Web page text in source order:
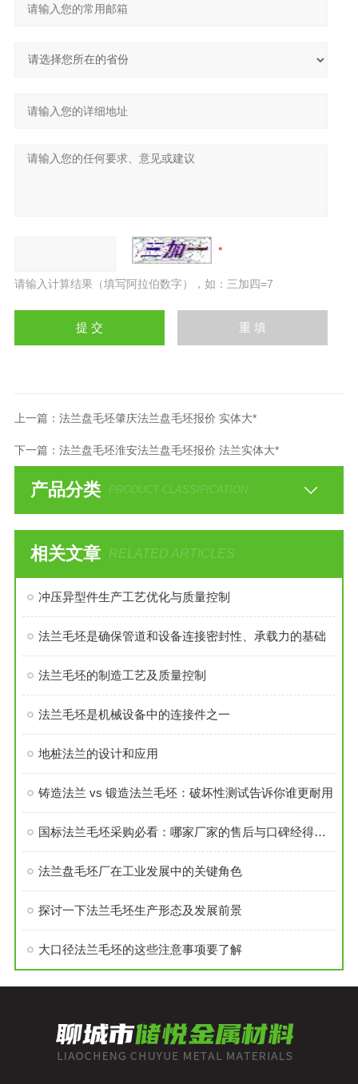
请输入计算结果（填写阿拉伯数字），如：三加四=7
上一篇： 法兰盘毛坯肇庆法兰盘毛坯报价 实体大*
下一篇： 法兰盘毛坯淮安法兰盘毛坯报价 法兰实体大*
产品分类 PRODUCT CLASSIFICATION
相关文章 RELATED ARTICLES
冲压异型件生产工艺优化与质量控制
法兰毛坯是确保管道和设备连接密封性、承载力的基础
法兰毛坯的制造工艺及质量控制
法兰毛坯是机械设备中的连接件之一
地桩法兰的设计和应用
铸造法兰 vs 锻造法兰毛坯：破坏性测试告诉你谁更耐用
国标法兰毛坯采购必看：哪家厂家的售后与口碑经得起考验？
法兰盘毛坯厂在工业发展中的关键角色
探讨一下法兰毛坯生产形态及发展前景
大口径法兰毛坯的这些注意事项要了解